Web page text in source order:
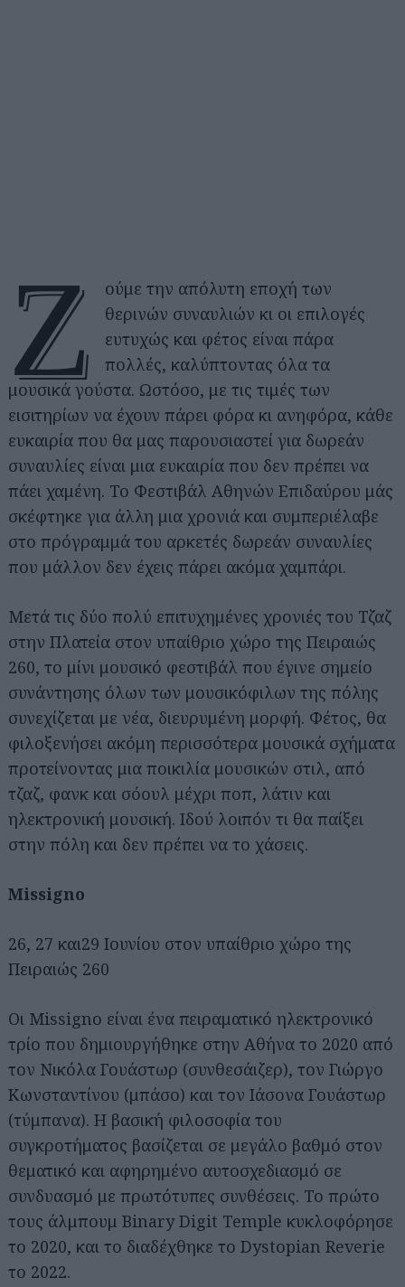
Ζ
ούμε την απόλυτη εποχή των
θερινών συναυλιών κι οι επιλογές
ευτυχώς και φέτος είναι πάρα
πολλές, καλύπτοντας όλα τα
μουσικά γούστα. Ωστόσο, με τις τιμές των
εισιτηρίων να έχουν πάρει φόρα κι ανηφόρα, κάθε
ευκαιρία που θα μας παρουσιαστεί για δωρεάν
συναυλίες είναι μια ευκαιρία που δεν πρέπει να
πάει χαμένη. Το Φεστιβάλ Αθηνών Επιδαύρου μάς
σκέφτηκε για άλλη μια χρονιά και συμπεριέλαβε
στο πρόγραμμά του αρκετές δωρεάν συναυλίες
που μάλλον δεν έχεις πάρει ακόμα χαμπάρι.
Μετά τις δύο πολύ επιτυχημένες χρονιές του Τζαζ
στην Πλατεία στον υπαίθριο χώρο της Πειραιώς
260, το μίνι μουσικό φεστιβάλ που έγινε σημείο
συνάντησης όλων των μουσικόφιλων της πόλης
συνεχίζεται με νέα, διευρυμένη μορφή. Φέτος, θα
φιλοξενήσει ακόμη περισσότερα μουσικά σχήματα
προτείνοντας μια ποικιλία μουσικών στιλ, από
τζαζ, φανκ και σόουλ μέχρι ποπ, λάτιν και
ηλεκτρονική μουσική. Ιδού λοιπόν τι θα παίξει
στην πόλη και δεν πρέπει να το χάσεις.
Μissigno
26, 27 και29 Iουνίου στον υπαίθριο χώρο της
Πειραιώς 260
Οι Missigno είναι ένα πειραματικό ηλεκτρονικό
τρίο που δημιουργήθηκε στην Αθήνα το 2020 από
τον Νικόλα Γουάστωρ (συνθεσάιζερ), τον Γιώργο
Κωνσταντίνου (μπάσο) και τον Ιάσονα Γουάστωρ
(τύμπανα). Η βασική φιλοσοφία του
συγκροτήματος βασίζεται σε μεγάλο βαθμό στον
θεματικό και αφηρημένο αυτοσχεδιασμό σε
συνδυασμό με πρωτότυπες συνθέσεις. Το πρώτο
τους άλμπουμ Binary Digit Temple κυκλοφόρησε
το 2020, και το διαδέχθηκε το Dystopian Reverie
το 2022.